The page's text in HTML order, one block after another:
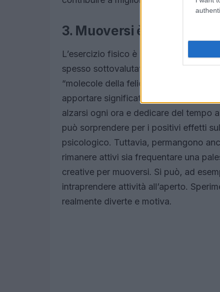
3. Muoversi è vivere
L’esercizio fisico è noto per i suoi
spesso sottovalutato. L’attività fisica
“molecole della felicità”. Anche un
apportare significativi miglioramenti.
alzarsi ogni ora e dedicare del tempo
può sorprendere per i positivi effetti
psicologico. Tuttavia, permangono
rimanere attivi sia frequentare una
creative per muoversi. Si può, ad
intraprendere attività all’aperto.
realmente diverte e motiva.